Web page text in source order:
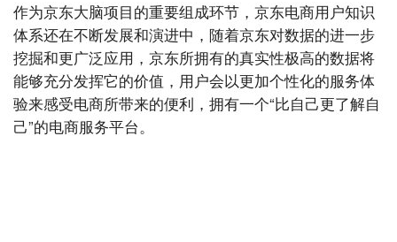
作为京东大脑项目的重要组成环节，京东电商用户知识
体系还在不断发展和演进中，随着京东对数据的进一步
挖掘和更广泛应用，京东所拥有的真实性极高的数据将
能够充分发挥它的价值，用户会以更加个性化的服务体
验来感受电商所带来的便利，拥有一个“比自己更了解自
己”的电商服务平台。